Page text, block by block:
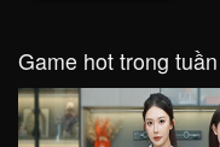
Game hot trong tuần